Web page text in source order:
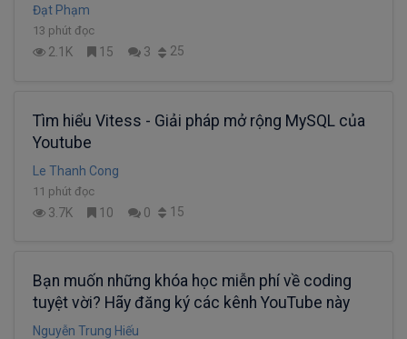
Đạt Phạm
13 phút đọc
2.1K 15 3 25
Tìm hiểu Vitess - Giải pháp mở rộng MySQL của
Youtube
Le Thanh Cong
11 phút đọc
3.7K 10 0 15
Bạn muốn những khóa học miễn phí về coding
tuyệt vời? Hãy đăng ký các kênh YouTube này
Nguyễn Trung Hiếu